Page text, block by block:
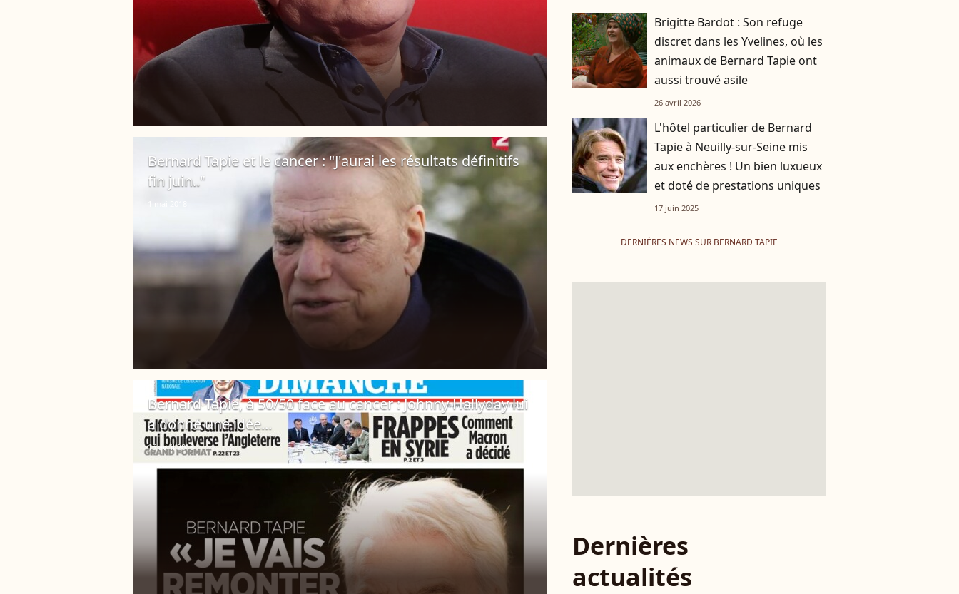
Bernard Tapie et le cancer : "J'aurai les résultats définitifs
fin juin.."
1 mai 2018
Bernard Tapie, à 50/50 face au cancer : Johnny Hallyday lui
a donné une idée...
15 avril 2018
Brigitte Bardot : Son refuge
discret dans les Yvelines, où les
animaux de Bernard Tapie ont
aussi trouvé asile
26 avril 2026
L'hôtel particulier de Bernard
Tapie à Neuilly-sur-Seine mis
aux enchères ! Un bien luxueux
et doté de prestations uniques
17 juin 2025
DERNIÈRES NEWS SUR BERNARD TAPIE
Dernières
actualités